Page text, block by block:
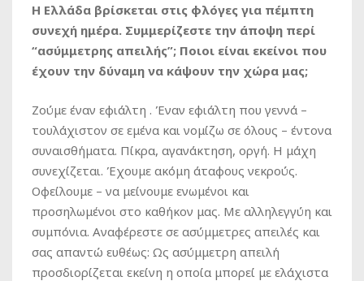
Η Ελλάδα βρίσκεται στις φλόγες για πέμπτη
συνεχή ημέρα. Συμμερίζεστε την άποψη περί
“ασύμμετρης απειλής”; Ποιοι είναι εκείνοι που
έχουν την δύναμη να κάψουν την χώρα μας;
Ζούμε έναν εφιάλτη . Έναν εφιάλτη που γεννά –
τουλάχιστον σε εμένα και νομίζω σε όλους – έντονα
συναισθήματα. Πίκρα, αγανάκτηση, οργή. Η μάχη
συνεχίζεται. Έχουμε ακόμη άταφους νεκρούς.
Οφείλουμε – να μείνουμε ενωμένοι και
προσηλωμένοι στο καθήκον μας. Με αλληλεγγύη και
συμπόνια. Αναφέρεστε σε ασύμμετρες απειλές και
σας απαντώ ευθέως: Ως ασύμμετρη απειλή
προσδιορίζεται εκείνη η οποία μπορεί με ελάχιστα